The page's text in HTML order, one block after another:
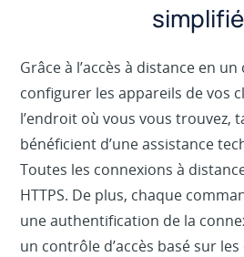
Grâce à l’accès à distance en
configurer les appareils de vos
l’endroit où vous vous trouvez,
bénéficient d’une assistance
Toutes les connexions à
HTTPS. De plus, chaque
une authentification de la
un contrôle d’accès basé sur